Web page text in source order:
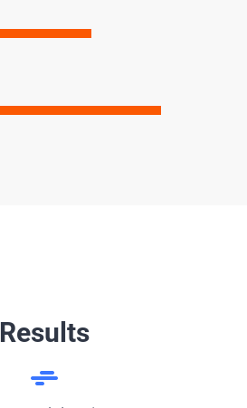
Results